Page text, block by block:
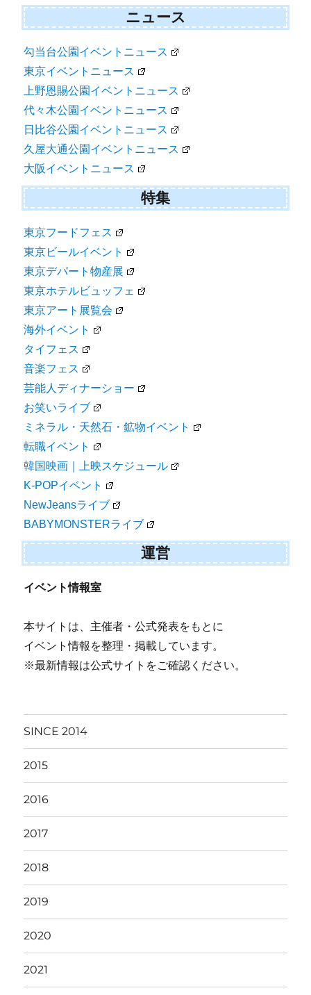
ニュース
勾当台公園イベントニュース
東京イベントニュース
上野恩賜公園イベントニュース
代々木公園イベントニュース
日比谷公園イベントニュース
久屋大通公園イベントニュース
大阪イベントニュース
特集
東京フードフェス
東京ビールイベント
東京デパート物産展
東京ホテルビュッフェ
東京アート展覧会
海外イベント
タイフェス
音楽フェス
芸能人ディナーショー
お笑いライブ
ミネラル・天然石・鉱物イベント
転職イベント
韓国映画｜上映スケジュール
K-POPイベント
NewJeansライブ
BABYMONSTERライブ
運営
イベント情報室
本サイトは、主催者・公式発表をもとに
イベント情報を整理・掲載しています。
※最新情報は公式サイトをご確認ください。
SINCE 2014
2015
2016
2017
2018
2019
2020
2021